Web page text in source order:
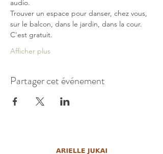
audio.
Trouver un espace pour danser, chez vous,
sur le balcon, dans le jardin, dans la cour.
C'est gratuit.
Afficher plus
Partager cet événement